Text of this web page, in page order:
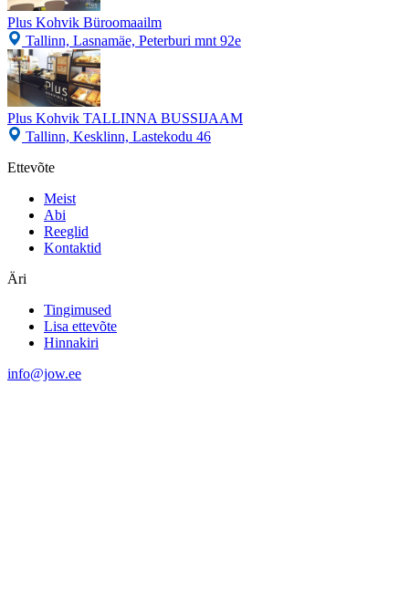
Plus Kohvik Büroomaailm
Tallinn, Lasnamäe, Peterburi mnt 92e
Plus Kohvik TALLINNA BUSSIJAAM
Tallinn, Kesklinn, Lastekodu 46
Ettevõte
Meist
Abi
Reeglid
Kontaktid
Äri
Tingimused
Lisa ettevõte
Hinnakiri
info@jow.ee